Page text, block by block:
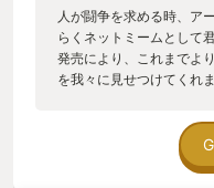
残る。正直同じミッショ
で、プレイ時間のかさま
た。しかも、ストーリー
かないので、「オールS
ため、ストーリー自体の
まう人もいるだろうと感
ーは面白くなったし、最
人が闘争を求める時、ア
らくネットミームとして
発売により、これまでよ
を我々に見せつけてくれ
覚)や、イメージガール(
末。SNSの発達によりゲ
な世界の誕生を目の当た